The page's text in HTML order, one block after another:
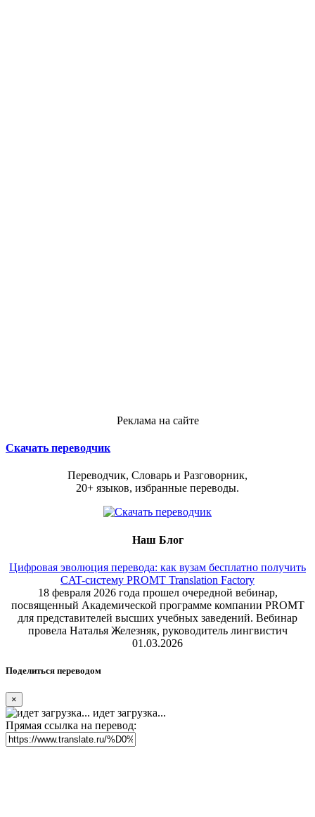
Реклама на сайте
Скачать переводчик
Переводчик, Словарь и Разговорник,
20+ языков, избранные переводы.
Наш Блог
Цифровая эволюция перевода: как вузам бесплатно получить
CAT-систему PROMT Translation Factory
18 февраля 2026 года прошел очередной вебинар,
посвященный Академической программе компании PROMT
для представителей высших учебных заведений. Вебинар
провела Наталья Железняк, руководитель лингвистич
01.03.2026
Поделиться переводом
×
идет загрузка...
Прямая ссылка на перевод: